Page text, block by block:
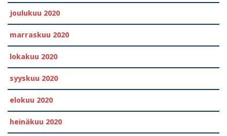
joulukuu 2020
marraskuu 2020
lokakuu 2020
syyskuu 2020
elokuu 2020
heinäkuu 2020